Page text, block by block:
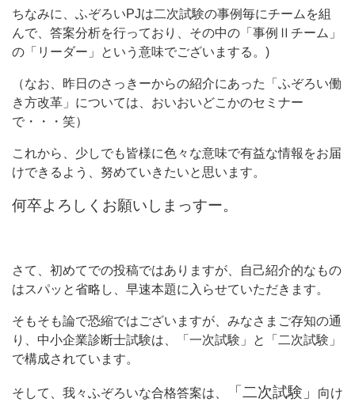
ちなみに、ふぞろいPJは二次試験の事例毎にチームを組
んで、答案分析を行っており、その中の「事例Ⅱチーム」
の「リーダー」という意味でございまする。)
（なお、昨日のさっきーからの紹介にあった「ふぞろい働
き方改革」については、おいおいどこかのセミナー
で・・・笑）
これから、少しでも皆様に色々な意味で有益な情報をお届
けできるよう、努めていきたいと思います。
何卒よろしくお願いしまっすー。
さて、初めてでの投稿ではありますが、自己紹介的なもの
はスパッと省略し、早速本題に入らせていただきます。
そもそも論で恐縮ではございますが、みなさまご存知の通
り、中小企業診断士試験は、「一次試験」と「二次試験」
で構成されています。
そして、我々ふぞろいな合格答案は、 「二次試験」
向け